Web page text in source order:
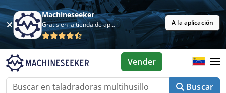
Machineseeker
Gratis en la tienda de aplicaciones A la aplicación
Buscar
Vender